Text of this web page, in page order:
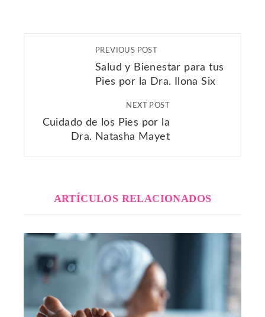
PREVIOUS POST
Salud y Bienestar para tus
Pies por la Dra. Ilona Six
NEXT POST
Cuidado de los Pies por la
Dra. Natasha Mayet
ARTÍCULOS RELACIONADOS